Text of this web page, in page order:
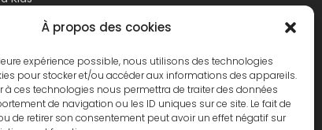
À propos des cookies
expérience possible, nous utilisons des technologies
pour stocker et/ou accéder aux informations des appareils.
à ces technologies nous permettra de traiter des données
de navigation ou les ID uniques sur ce site. Le fait de
de retirer son consentement peut avoir un effet négatif sur
Organic MUM